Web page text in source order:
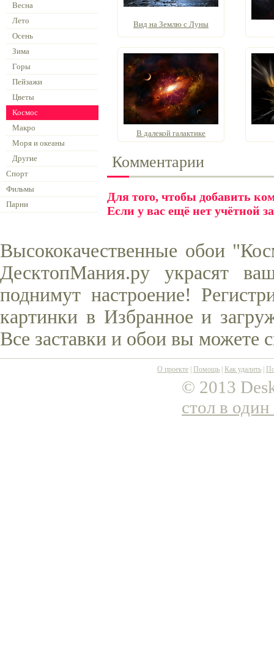
Весна
Лето
Осень
Зима
Горы
Пейзажи
Цветы
Космос
Макро
Моря и океаны
Другие
Спорт
Фильмы
Парни
Вид на Землю с Луны
В далекой галактике
Комментарии
Для того, чтобы добавить
Если у вас ещё нет учётной
Высококачественные обои
ДесктопМания.ру украсят
поднимут настроение!
картинки в Избранное и
Все заставки и обои вы можете
О проекте Помощь Как удалить
© 2013
стол в